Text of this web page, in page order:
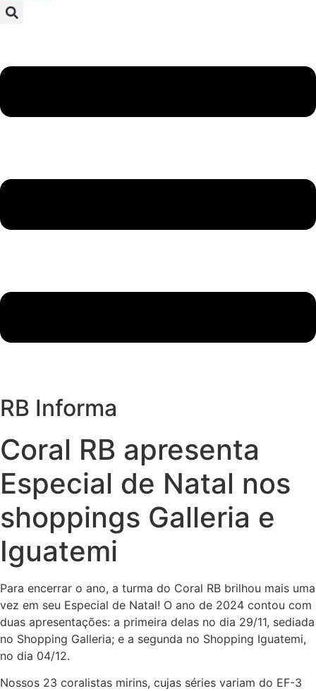
RB Informa
Coral RB apresenta
Especial de Natal nos
shoppings Galleria e
Iguatemi
Para encerrar o ano, a turma do Coral RB brilhou mais uma
vez em seu Especial de Natal! O ano de 2024 contou com
duas apresentações: a primeira delas no dia 29/11, sediada
no Shopping Galleria; e a segunda no Shopping Iguatemi,
no dia 04/12.
Nossos 23 coralistas mirins, cujas séries variam do EF-3